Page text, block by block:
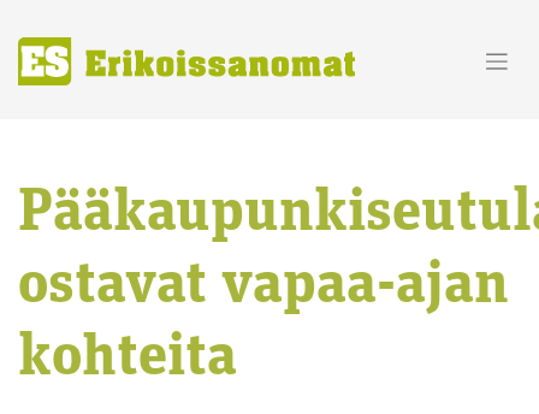
content
ostavat vapaa-ajan
kohteita